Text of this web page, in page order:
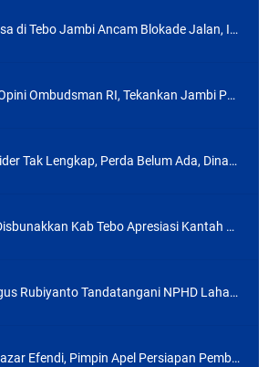
Warga Tiga Desa di Tebo Jambi Ancam Blokade Jalan, Ini Masalahnya
Entry Metting Opini Ombudsman RI, Tekankan Jambi Pertahankan Kualitas Pelayanan
Legalitas Provider Tak Lengkap, Perda Belum Ada, Dinas PUPR Labura Terbitkan Izin Tiang Wifi
Pasca Demo, Disbunakkan Kab Tebo Apresiasi Kantah dan PT RAU Telah Menfasilitasi Petani Plasma
Bupati Tebo Agus Rubiyanto Tandatangani NPHD Lahan Sekolah Nasional Terintegrasi
Wabup Tebo Nazar Efendi, Pimpin Apel Persiapan Pembagian dan Pemasangan Bendera Merah Putih Tahun 2026